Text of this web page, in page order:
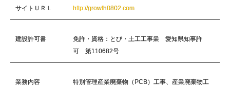
サイトＵＲＬ http://growth0802.com
建設許可書
免許・資格：とび・土工工事業 愛知県知事許
可 第110682号
業務内容
特別管理産業廃棄物（PCB）工事、産業廃棄物工